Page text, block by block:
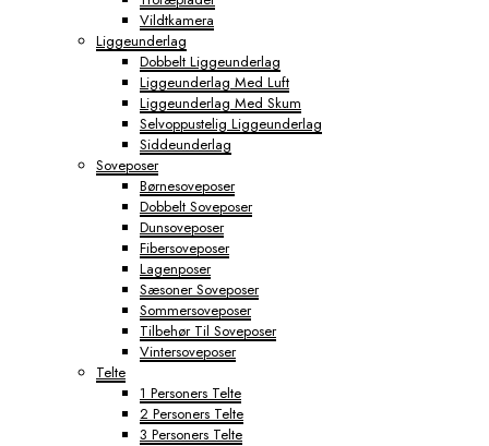
Vildtkamera
Liggeunderlag
Dobbelt Liggeunderlag
Liggeunderlag Med Luft
Liggeunderlag Med Skum
Selvoppustelig Liggeunderlag
Siddeunderlag
Soveposer
Børnesoveposer
Dobbelt Soveposer
Dunsoveposer
Fibersoveposer
Lagenposer
Sæsoner Soveposer
Sommersoveposer
Tilbehør Til Soveposer
Vintersoveposer
Telte
1 Personers Telte
2 Personers Telte
3 Personers Telte